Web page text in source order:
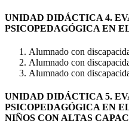
UNIDAD DIDÁCTICA 4.
PSICOPEDAGÓGICA EN
Alumnado con
Alumnado con
Alumnado con
UNIDAD DIDÁCTICA 5.
PSICOPEDAGÓGICA EN
NIÑOS CON ALTAS